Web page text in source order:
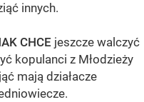
innych.
CHCE jeszcze walczyć
kopulanci z Młodzieży
mają działacze